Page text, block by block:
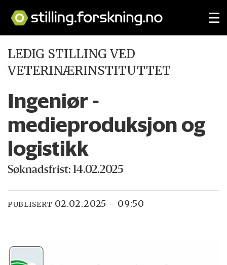
LEDIG STILLING VED
VETERINÆRINSTITUTTET
Ingeniør -
medieproduksjon og
logistikk
Søknadsfrist: 14.02.2025
PUBLISERT 02.02.2025 - 09:50